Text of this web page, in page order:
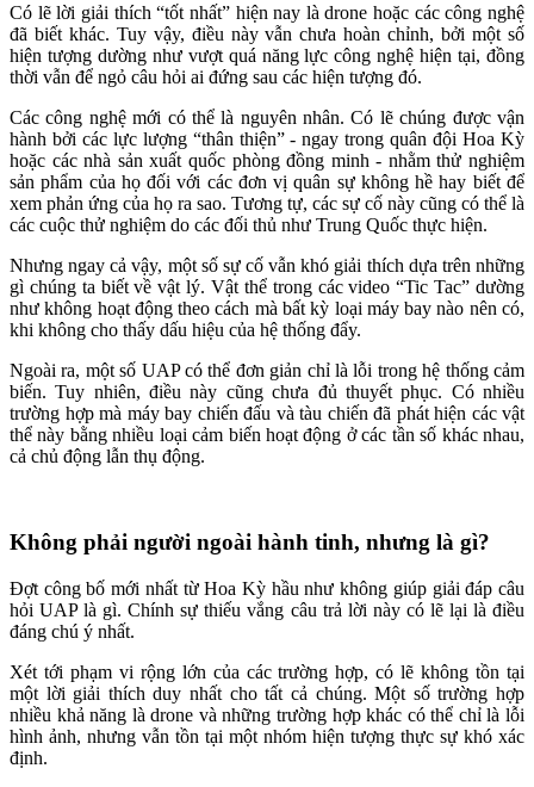
Có lẽ lời giải thích “tốt nhất” hiện nay là drone hoặc các công nghệ
đã biết khác. Tuy vậy, điều này vẫn chưa hoàn chỉnh, bởi một số
hiện tượng dường như vượt quá năng lực công nghệ hiện tại, đồng
thời vẫn để ngỏ câu hỏi ai đứng sau các hiện tượng đó.
Các công nghệ mới có thể là nguyên nhân. Có lẽ chúng được vận
hành bởi các lực lượng “thân thiện” - ngay trong quân đội Hoa Kỳ
hoặc các nhà sản xuất quốc phòng đồng minh - nhằm thử nghiệm
sản phẩm của họ đối với các đơn vị quân sự không hề hay biết để
xem phản ứng của họ ra sao. Tương tự, các sự cố này cũng có thể là
các cuộc thử nghiệm do các đối thủ như Trung Quốc thực hiện.
Nhưng ngay cả vậy, một số sự cố vẫn khó giải thích dựa trên những
gì chúng ta biết về vật lý. Vật thể trong các video “Tic Tac” dường
như không hoạt động theo cách mà bất kỳ loại máy bay nào nên có,
khi không cho thấy dấu hiệu của hệ thống đẩy.
Ngoài ra, một số UAP có thể đơn giản chỉ là lỗi trong hệ thống cảm
biến. Tuy nhiên, điều này cũng chưa đủ thuyết phục. Có nhiều
trường hợp mà máy bay chiến đấu và tàu chiến đã phát hiện các vật
thể này bằng nhiều loại cảm biến hoạt động ở các tần số khác nhau,
cả chủ động lẫn thụ động.
Không phải người ngoài hành tinh, nhưng là gì?
Đợt công bố mới nhất từ Hoa Kỳ hầu như không giúp giải đáp câu
hỏi UAP là gì. Chính sự thiếu vắng câu trả lời này có lẽ lại là điều
đáng chú ý nhất.
Xét tới phạm vi rộng lớn của các trường hợp, có lẽ không tồn tại
một lời giải thích duy nhất cho tất cả chúng. Một số trường hợp
nhiều khả năng là drone và những trường hợp khác có thể chỉ là lỗi
hình ảnh, nhưng vẫn tồn tại một nhóm hiện tượng thực sự khó xác
định.